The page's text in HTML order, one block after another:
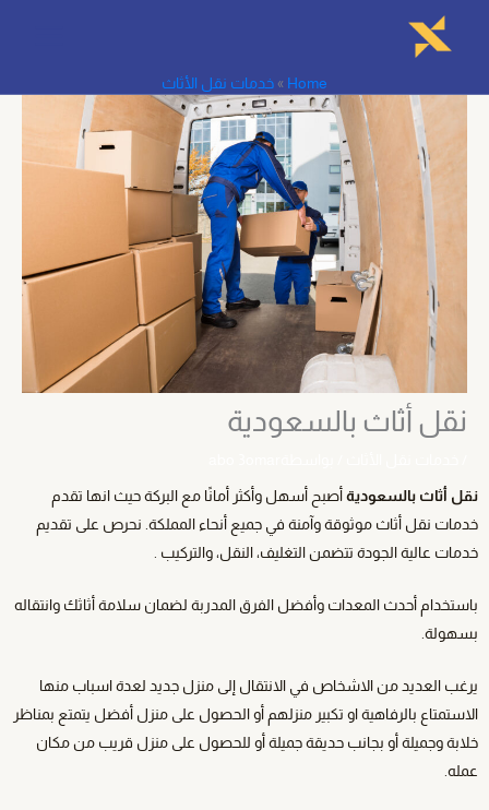
Home
» خدمات نقل الأثاث
نقل أثاث بالسعودية
نقل أثاث بالسعوديةأصبح أسهل وأكثر أمانًا مع البركة حيث انها تقدم
خدمات نقل أثاث موثوقة وآمنة في جميع أنحاء المملكة. نحرص على تقديم
خدمات عالية الجودة تتضمن التغليف، النقل، والتركيب .
باستخدام أحدث المعدات وأفضل الفرق المدربة لضمان سلامة أثاثك وانتقاله
بسهولة.
يرغب العديد من الاشخاص في الانتقال إلى منزل جديد لعدة اسباب منها
الاستمتاع بالرفاهية او تكبير منزلهم أو الحصول على منزل أفضل يتمتع بمناظر
خلابة وجميلة أو بجانب حديقة جميلة أو للحصول على منزل قريب من مكان
عمله.